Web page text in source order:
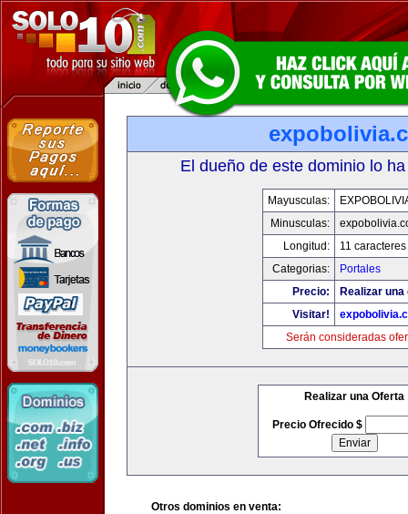
El dueño de este dominio lo
Mayusculas:
Minusculas:
Longitud:
11 caracteres
Categorias:
Portales
Precio:
Realizar
Visitar!
Serán consideradas
Realizar una Oferta
Precio Ofrecido $
Otros dominios en venta: